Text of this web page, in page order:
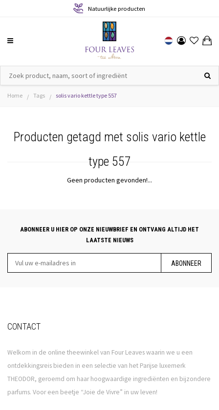
Natuurlijke producten
Home / Tags / solis vario kettle type 557
Producten getagd met solis vario kettle
type 557
Geen producten gevonden!...
ABONNEER U HIER OP ONZE NIEUWBRIEF EN ONTVANG ALTIJD HET
LAATSTE NIEUWS
ABONNEER
CONTACT
Welkom in de online theewinkel van Four Leaves waarin we u een
ontdekkingsreis bieden in een selectie van het Parijse luxemerk
THEODOR, geroemd om haar hoogwaardige ingrediënten en bijzondere
parfums. Voor een beetje “Joie de Vivre” in uw leven!